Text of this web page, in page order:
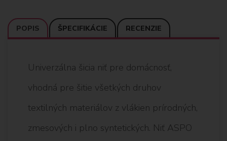
POPIS ŠPECIFIKÁCIE RECENZIE
Univerzálna šicia niť pre domácnosť,
vhodná pre šitie všetkých druhov
textilných materiálov z vlákien prírodných,
zmesových i plno syntetických. Niť ASPO